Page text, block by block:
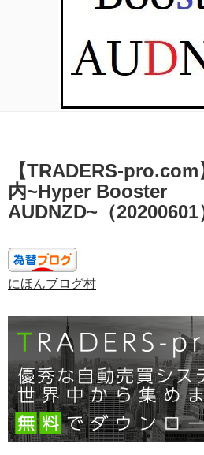
日:
【TRADERS-
内~Hyper Booster
AUDNZD~（20200601
にほんブログ村